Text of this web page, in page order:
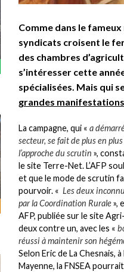
Comme dans le fameux
syndicats croisent le
des chambres
s’intéresser cette
spécialisées. Mais qui
grandes
La campagne, qui « a
secteur, se fait de plus en
l’approche du scrutin »,
le site Terre-Net. L’AFP
et que le mode de scrutin
pourvoir. « Les deux
par la Coordination Rurale»,
AFP, publiée sur le site
deux contre un, avec les «
réussi à maintenir son
Selon Eric de La Chesnais,
Mayenne, la FNSEA